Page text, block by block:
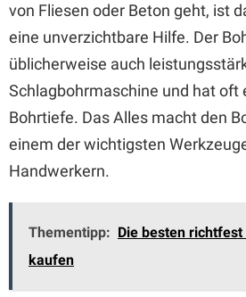
von Fliesen oder Beton geht, ist
eine unverzichtbare Hilfe. Der
üblicherweise auch
Schlagbohrmaschine und hat oft
Bohrtiefe. Das Alles macht den
einem der wichtigsten
Handwerkern.
Thementipp: Die besten
kaufen